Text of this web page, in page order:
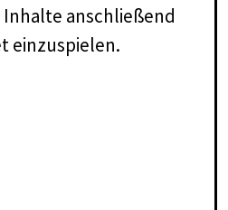
anschließend
einzuspielen.